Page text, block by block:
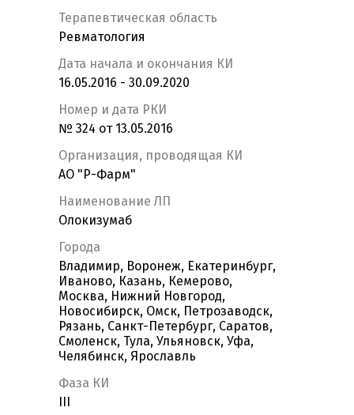
Терапевтическая область
Ревматология
Дата начала и окончания КИ
16.05.2016 - 30.09.2020
Номер и дата РКИ
№ 324 от 13.05.2016
Организация, проводящая КИ
АО "Р-Фарм"
Наименование ЛП
Олокизумаб
Города
Владимир, Воронеж, Екатеринбург,
Иваново, Казань, Кемерово,
Москва, Нижний Новгород,
Новосибирск, Омск, Петрозаводск,
Рязань, Санкт-Петербург, Саратов,
Смоленск, Тула, Ульяновск, Уфа,
Челябинск, Ярославль
Фаза КИ